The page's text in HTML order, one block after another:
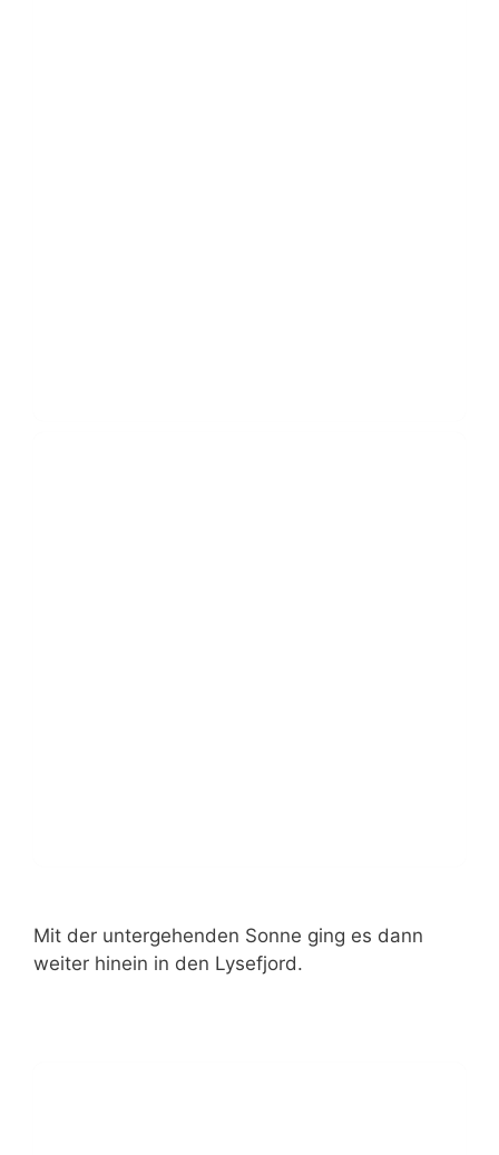
Mit der untergehenden Sonne ging es dann
weiter hinein in den Lysefjord.